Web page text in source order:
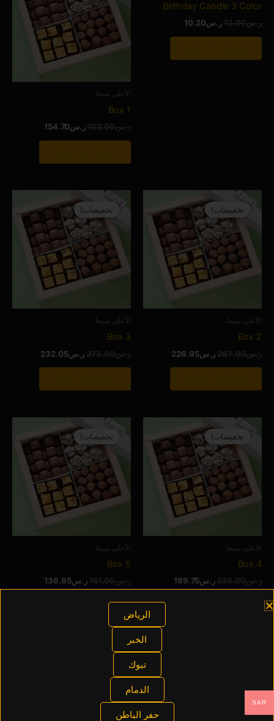
Birthday Candle 3 Color
ر.س12.00ر.س10.20
الأعلى مبيعا
Box 1
ر.س182.00ر.س154.70
تخفيضات!
الأعلى مبيعا
Box 2
ر.س267.00
الأصلي
هو:
ر.س267.00.
ر.س226.95
هو:
ر.س226.95.
تخفيضات!
الأعلى مبيعا
Box 3
ر.س273.00
الأصلي
هو:
ر.س273.00.
ر.س232.05
هو:
ر.س232.05.
تخفيضات!
الأعلى مبيعا
Box 4
ر.س 235.00
الأصلي
هو:
ر.س235.00.
ر.س199.75
هو:
ر.س199.75.
تخفيضات!
الأعلى مبيعا
Box 5
161.00
الأصلي
هو:
ر.س161.00.
ر.س136.85
هو:
ر.س136.85.
إضافة إلى السلة
السعر
ر.س143.65.
كعك جديد
Pastel Cake
ر.س207.00 SAR
الرياض
الخبر
تبوك
الدمام
حفر الباطن